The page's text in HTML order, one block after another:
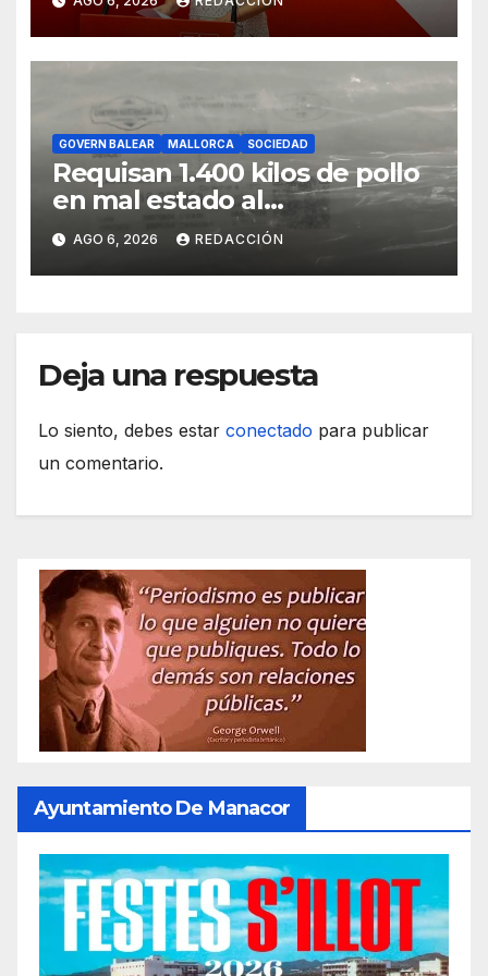
GOVERN BALEAR MALLORCA SOCIEDAD
Requisan 1.400 kilos de pollo
en mal estado al
transportarse sin refrigerar
AGO 6, 2026 REDACCIÓN
Deja una respuesta
Lo siento, debes estar conectado para publicar
un comentario.
Ayuntamiento De Manacor